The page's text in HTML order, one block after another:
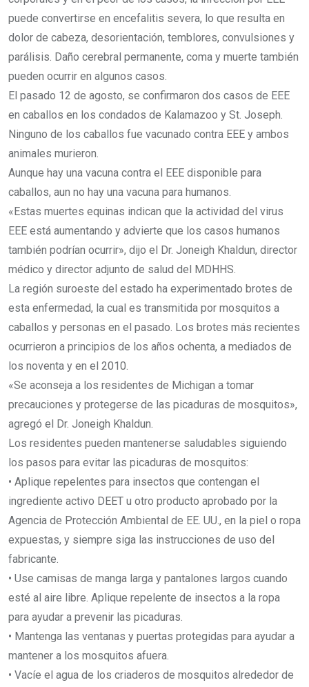
puede convertirse en encefalitis severa, lo que resulta en
dolor de cabeza, desorientación, temblores, convulsiones y
parálisis. Daño cerebral permanente, coma y muerte también
pueden ocurrir en algunos casos.
El pasado 12 de agosto, se confirmaron dos casos de EEE
en caballos en los condados de Kalamazoo y St. Joseph.
Ninguno de los caballos fue vacunado contra EEE y ambos
animales murieron.
Aunque hay una vacuna contra el EEE disponible para
caballos, aun no hay una vacuna para humanos.
«Estas muertes equinas indican que la actividad del virus
EEE está aumentando y advierte que los casos humanos
también podrían ocurrir», dijo el Dr. Joneigh Khaldun, director
médico y director adjunto de salud del MDHHS.
La región suroeste del estado ha experimentado brotes de
esta enfermedad, la cual es transmitida por mosquitos a
caballos y personas en el pasado. Los brotes más recientes
ocurrieron a principios de los años ochenta, a mediados de
los noventa y en el 2010.
«Se aconseja a los residentes de Michigan a tomar
precauciones y protegerse de las picaduras de mosquitos»,
agregó el Dr. Joneigh Khaldun.
Los residentes pueden mantenerse saludables siguiendo
los pasos para evitar las picaduras de mosquitos:
• Aplique repelentes para insectos que contengan el
ingrediente activo DEET u otro producto aprobado por la
Agencia de Protección Ambiental de EE. UU., en la piel o ropa
expuestas, y siempre siga las instrucciones de uso del
fabricante.
• Use camisas de manga larga y pantalones largos cuando
esté al aire libre. Aplique repelente de insectos a la ropa
para ayudar a prevenir las picaduras.
• Mantenga las ventanas y puertas protegidas para ayudar a
mantener a los mosquitos afuera.
• Vacíe el agua de los criaderos de mosquitos alrededor de